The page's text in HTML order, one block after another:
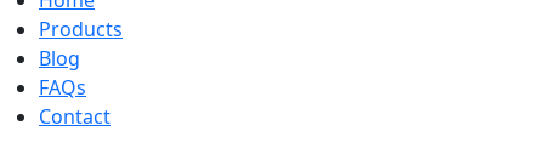
Products
Blog
FAQs
Contact